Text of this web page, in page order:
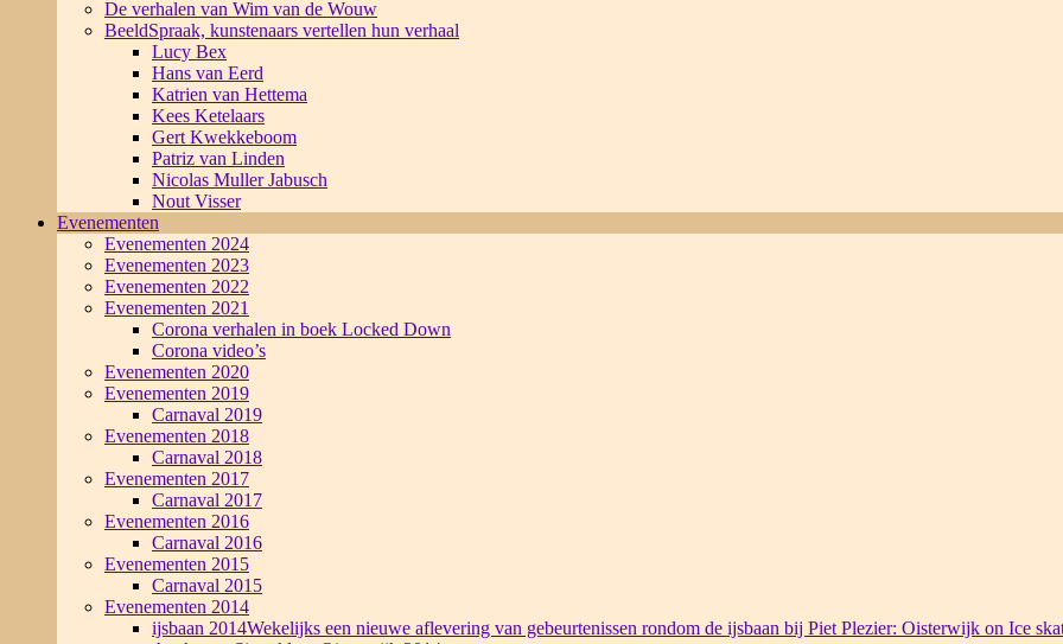
De verhalen van Wim van de Wouw
BeeldSpraak, kunstenaars vertellen hun verhaal
Lucy Bex
Hans van Eerd
Katrien van Hettema
Kees Ketelaars
Gert Kwekkeboom
Patriz van Linden
Nicolas Muller Jabusch
Nout Visser
Evenementen
Evenementen 2024
Evenementen 2023
Evenementen 2022
Evenementen 2021
Corona verhalen in boek Locked Down
Corona video’s
Evenementen 2020
Evenementen 2019
Carnaval 2019
Evenementen 2018
Carnaval 2018
Evenementen 2017
Carnaval 2017
Evenementen 2016
Carnaval 2016
Evenementen 2015
Carnaval 2015
Evenementen 2014
ijsbaan 2014Wekelijks een nieuwe aflevering van gebeurtenissen rondom de ijsbaan bij Piet Plezier: Oisterwijk on Ice